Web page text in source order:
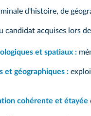
d'histoire, de
candidat acquises lors
et spatiaux :
et géographiques :
cohérente et étayée